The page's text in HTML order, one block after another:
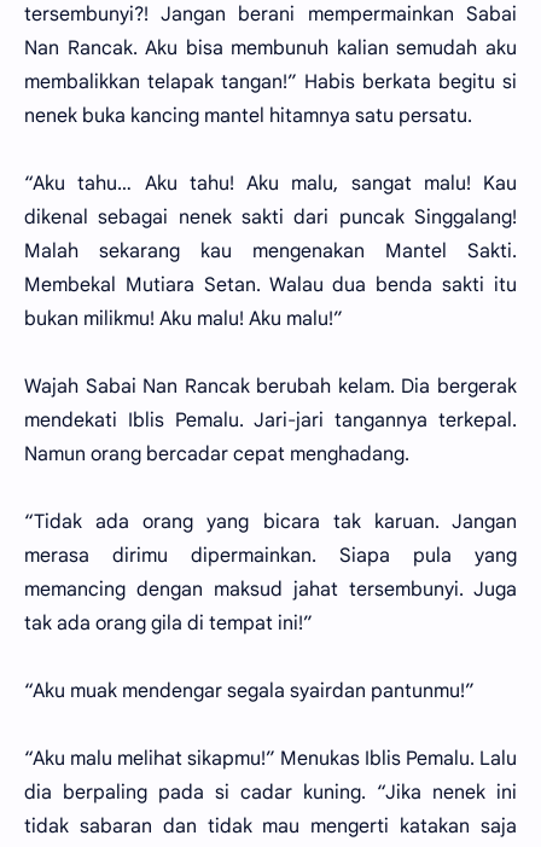
tersembunyi?! Jangan berani mempermainkan Sabai
Nan Rancak. Aku bisa membunuh kalian semudah aku
membalikkan telapak tangan!” Habis berkata begitu si
nenek buka kancing mantel hitamnya satu persatu.
“Aku tahu… Aku tahu! Aku malu, sangat malu! Kau
dikenal sebagai nenek sakti dari puncak Singgalang!
Malah sekarang kau mengenakan Mantel Sakti.
Membekal Mutiara Setan. Walau dua benda sakti itu
bukan milikmu! Aku malu! Aku malu!”
Wajah Sabai Nan Rancak berubah kelam. Dia bergerak
mendekati Iblis Pemalu. Jari-jari tangannya terkepal.
Namun orang bercadar cepat menghadang.
“Tidak ada orang yang bicara tak karuan. Jangan
merasa dirimu dipermainkan. Siapa pula yang
memancing dengan maksud jahat tersembunyi. Juga
tak ada orang gila di tempat ini!”
“Aku muak mendengar segala syairdan pantunmu!”
“Aku malu melihat sikapmu!” Menukas Iblis Pemalu. Lalu
dia berpaling pada si cadar kuning. “Jika nenek ini
tidak sabaran dan tidak mau mengerti katakan saja